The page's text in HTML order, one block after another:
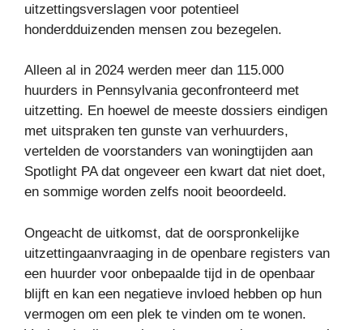
uitzettingsverslagen voor potentieel
honderdduizenden mensen zou bezegelen.
Alleen al in 2024 werden meer dan 115.000
huurders in Pennsylvania geconfronteerd met
uitzetting. En hoewel de meeste dossiers eindigen
met uitspraken ten gunste van verhuurders,
vertelden de voorstanders van woningtijden aan
Spotlight PA dat ongeveer een kwart dat niet doet,
en sommige worden zelfs nooit beoordeeld.
Ongeacht de uitkomst, dat de oorspronkelijke
uitzettingaanvraaging in de openbare registers van
een huurder voor onbepaalde tijd in de openbaar
blijft en kan een negatieve invloed hebben op hun
vermogen om een ​​plek te vinden om te wonen.